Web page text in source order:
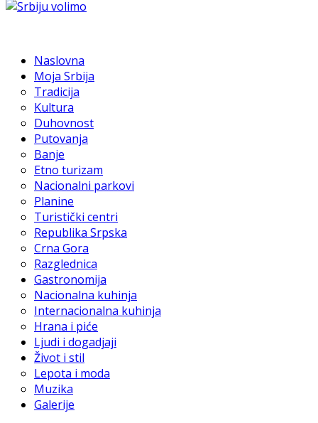
Naslovna
Moja Srbija
Tradicija
Kultura
Duhovnost
Putovanja
Banje
Etno turizam
Nacionalni parkovi
Planine
Turistički centri
Republika Srpska
Crna Gora
Razglednica
Gastronomija
Nacionalna kuhinja
Internacionalna kuhinja
Hrana i piće
Ljudi i dogadjaji
Život i stil
Lepota i moda
Muzika
Galerije